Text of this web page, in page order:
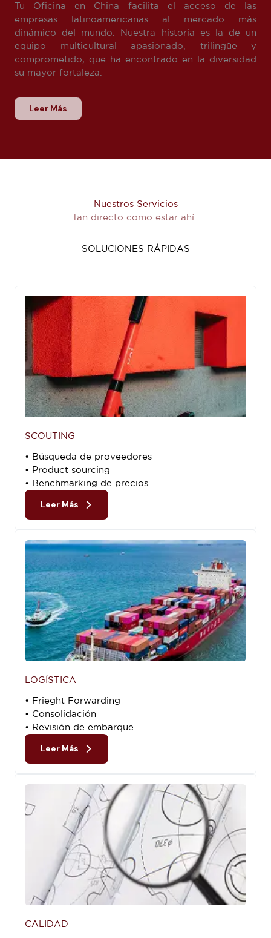
Tu Oficina en China facilita el acceso de las
empresas latinoamericanas al mercado más
dinámico del mundo. Nuestra historia es la de un
equipo multicultural apasionado, trilingüe y
comprometido, que ha encontrado en la diversidad
su mayor fortaleza.
Leer Más
Nuestros Servicios
Tan directo como estar ahí.
SOLUCIONES RÁPIDAS
SCOUTING
• Búsqueda de proveedores
• Product sourcing
• Benchmarking de precios
Leer Más
LOGÍSTICA
• Frieght Forwarding
• Consolidación
• Revisión de embarque
Leer Más
CALIDAD